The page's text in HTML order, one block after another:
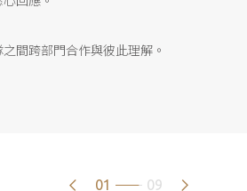
間跨部門合作與彼此理解。
01 09